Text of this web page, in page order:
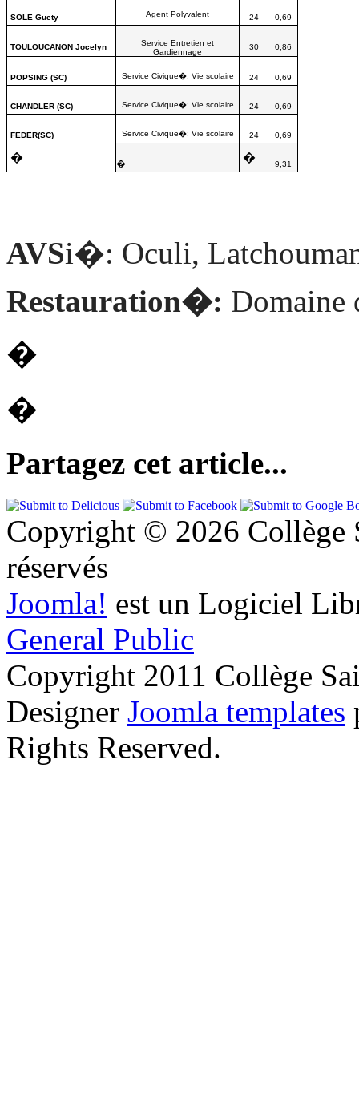
SOLE Guety Agent Polyvalent 24 0,69
TOULOUCANON Jocelyn
Service Entretien et
Gardiennage
30 0,86
POPSING (SC) Service Civique�: Vie scolaire 24 0,69
CHANDLER (SC) Service Civique�: Vie scolaire 24 0,69
FEDER(SC) Service Civique�: Vie scolaire 24 0,69
� � � 9,31
AVSi�: Oculi,
Restauration�: Domaine
�
�
Partagez cet article...
Copyright © 2026 Collège
réservés
Joomla! est un Logiciel
General Public
Copyright 2011 Collège
Designer Joomla templates
Rights Reserved.